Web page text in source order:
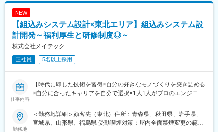
■業務の魅力：
イメージング用途だけでなく、車載用など、生活に必須なセンシ
ング用途にも幅を広げて進化を続けています。
将来のイメージセンサーを支える新しい要素技術の研究開発に確
かなやりがいを感じていただけるポジションです。
今後拡大する自動運転などのモビリティ業界やスマートファクト
リーなど
AIやIoTを活用したsociety5.3社会での活躍の第一歩となるキャリ
アを積んでいただくことが出来ます。
り、「技術力」と「人間力」の向上を軸に様々な機械を提供して
おります。年間550回の技術研修のみならず、エンジニア主催の
NEW
【組込みシステム設計×東北エリア】組込みシステム設
計開発～福利厚生と研修制度◎～
株式会社メイテック
正社員 5名以上採用
仕事内容
【時代に即した技術を習得×自分の好きなモノづくりを突き詰める
×自分に合ったキャリアを自分で選択×1人1人がプロのエンジニア
～転職回数多い方でも歓迎／業界トップの平均年収600万越え／
東証プライム上場G／業界No.1／コロナ禍でも稼働率9割／多くの
業界に展開することで安定性◎／研修費用は売上の8%を投資／平
勤務地
＜勤務地詳細＞顧客先（東北）住所：青森県、秋田県、岩手県、
宮城県、山形県、福島県 受動喫煙対策：屋内全面禁煙変更の範